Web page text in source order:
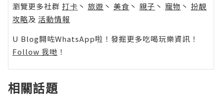
瀏覽更多社群 打卡 丶 旅遊 丶 美食 丶 親子 丶 寵物 丶 扮靚
攻略及 活動情報
U Blog開咗WhatsApp啦！發掘更多吃喝玩樂資訊！
Follow 我哋 ！
相關話題